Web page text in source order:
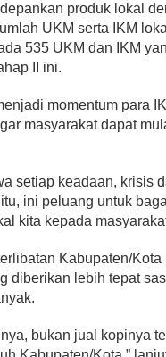
produk lokal
UKM serta IKM
535 UKM dan IKM
II ini.
momentum para
masyarakat dapat
setiap keadaan, krisis
ini peluang untuk
kita kepada
Kabupaten/Kota
diberikan lebih tepat
bukan jual kopinya